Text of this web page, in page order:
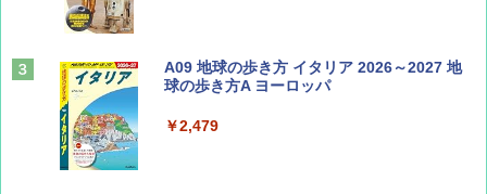
山と溪谷 2026年8月号「南アルプス大全」
A09 地球の歩き方 イタリア 2026～2027 地
球の歩き方A ヨーロッパ
￥2,479